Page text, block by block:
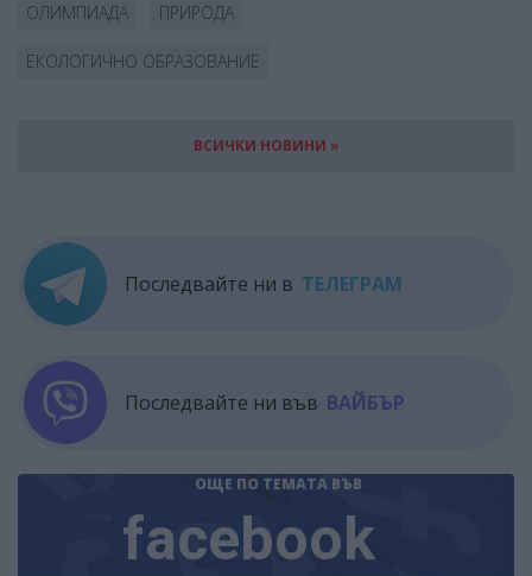
ОЛИМПИАДА ПРИРОДА
ЕКОЛОГИЧНО ОБРАЗОВАНИЕ
ВСИЧКИ НОВИНИ »
Последвайте ни в ТЕЛЕГРАМ
Последвайте ни във ВАЙБЪР
ОЩЕ ПО ТЕМАТА ВЪВ
facebook